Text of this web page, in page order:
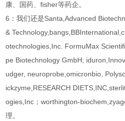
康、国药、fisher等药企。
6：我们还是Santa,Advanced
&
otechnologies,Inc. FormuMax
pe Biotechnology GmbH;
udger, neuroprobe,omicronbio,
ickzyme,RESEARCH
ogies,Inc；worthington-
理。